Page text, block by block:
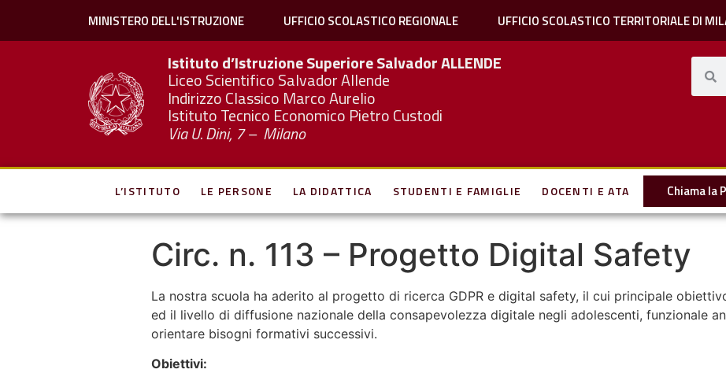
MINISTERO DELL'ISTRUZIONE UFFICIO SCOLASTICO REGIONALE UFFICIO SCOLASTICO TERRITORIALE DI
Istituto d’Istruzione Superiore SalvadorALLENDE
Liceo Scientifico Salvador Allende
Indirizzo Classico Marco Aurelio
Istituto Tecnico Economico Pietro Custodi
Via U. Dini, 7 – Milano
L’ISTITUTO LE PERSONE LA DIDATTICA STUDENTI E FAMIGLIE DOCENTI E ATA Chiama la
Circ. n. 113 – Progetto Digital Safety
La nostra scuola ha aderito al progetto di ricerca GDPR e digital safety, il cui principale
ed il livello di diffusione nazionale della consapevolezza digitale negli adolescenti, funzionale
orientare bisogni formativi successivi.
Obiettivi: